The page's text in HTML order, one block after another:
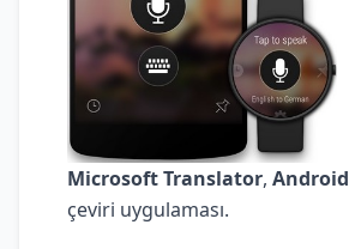
Microsoft Translator, Android
çeviri uygulaması.